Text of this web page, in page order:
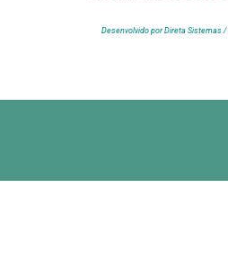
Desenvolvido por Direta Sistemas /